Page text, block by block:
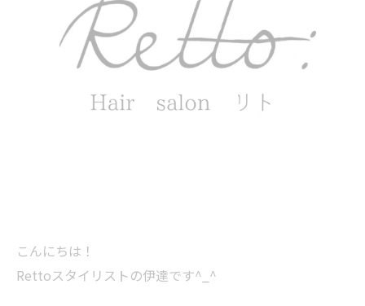
こんにちは！
Rettoスタイリストの伊達です^_^